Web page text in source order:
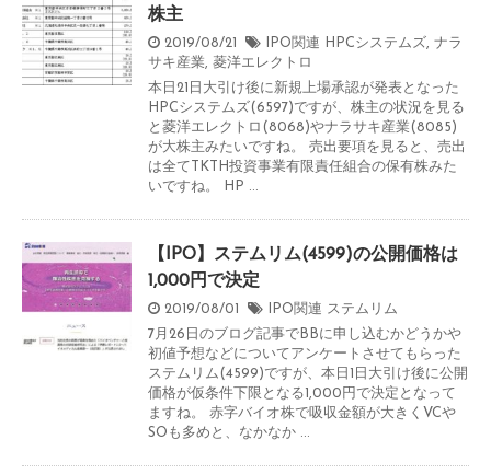
株主
2019/08/21 IPO関連 HPCシステムズ , ナラ
サキ産業, 菱洋エレクトロ
本日21日大引け後に新規上場承認が発表となった
HPCシステムズ(6597)ですが、株主の状況を見る
と菱洋エレクトロ(8068)やナラサキ産業(8085)
が大株主みたいですね。 売出要項を見ると、売出
は全てTKTH投資事業有限責任組合の保有株みた
いですね。 HP ...
【IPO】ステムリム(4599)の公開価格は
1,000円で決定
2019/08/01 IPO関連 ステムリム
7月26日のブログ記事でBBに申し込むかどうかや
初値予想などについてアンケートさせてもらった
ステムリム(4599)ですが、本日1日大引け後に公開
価格が仮条件下限となる1,000円で決定となって
ますね。 赤字バイオ株で吸収金額が大きくVCや
SOも多めと、なかなか ...